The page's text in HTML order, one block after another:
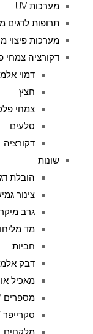
מערכות UV
תרופות לדגים
מערכות פיצוי
דקורציה-
דמוי
חצץ
צמחי
סלעים
דקורציה Hydor היידור
שונות
הובלת
צינור
גרב
מד
חביות
דבק
מאכיל
מספרים
סקרייפר